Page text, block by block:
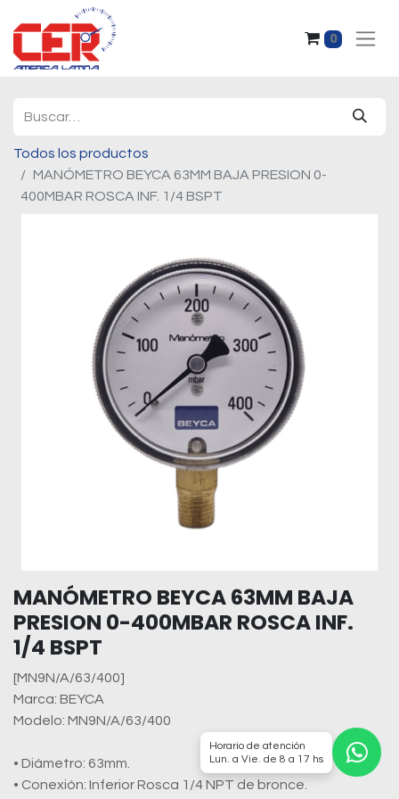
0
Todos los productos
MANÓMETRO BEYCA 63MM BAJA PRESION 0-
400MBAR ROSCA INF. 1/4 BSPT
MANÓMETRO BEYCA 63MM BAJA
PRESION 0-400MBAR ROSCA INF.
1/4 BSPT
[MN9N/A/63/400]
Marca: BEYCA
Modelo: MN9N/A/63/400
• Diámetro: 63mm.
• Conexión: Inferior Rosca 1/4 NPT de bronce.
Horario de atención
Lun. a Vie. de 8 a 17 hs